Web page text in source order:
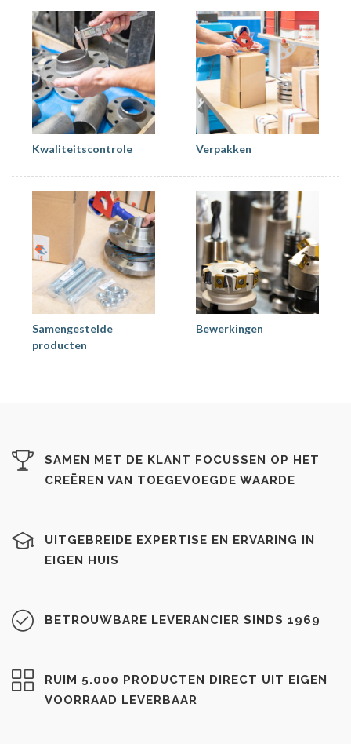
Kwaliteitscontrole Verpakken
Samengestelde
producten
Bewerkingen
SAMEN MET DE KLANT FOCUSSEN OP HET
CREËREN VAN TOEGEVOEGDE WAARDE
UITGEBREIDE EXPERTISE EN ERVARING IN
EIGEN HUIS
BETROUWBARE LEVERANCIER SINDS 1969
RUIM 5.000 PRODUCTEN DIRECT UIT EIGEN
VOORRAAD LEVERBAAR